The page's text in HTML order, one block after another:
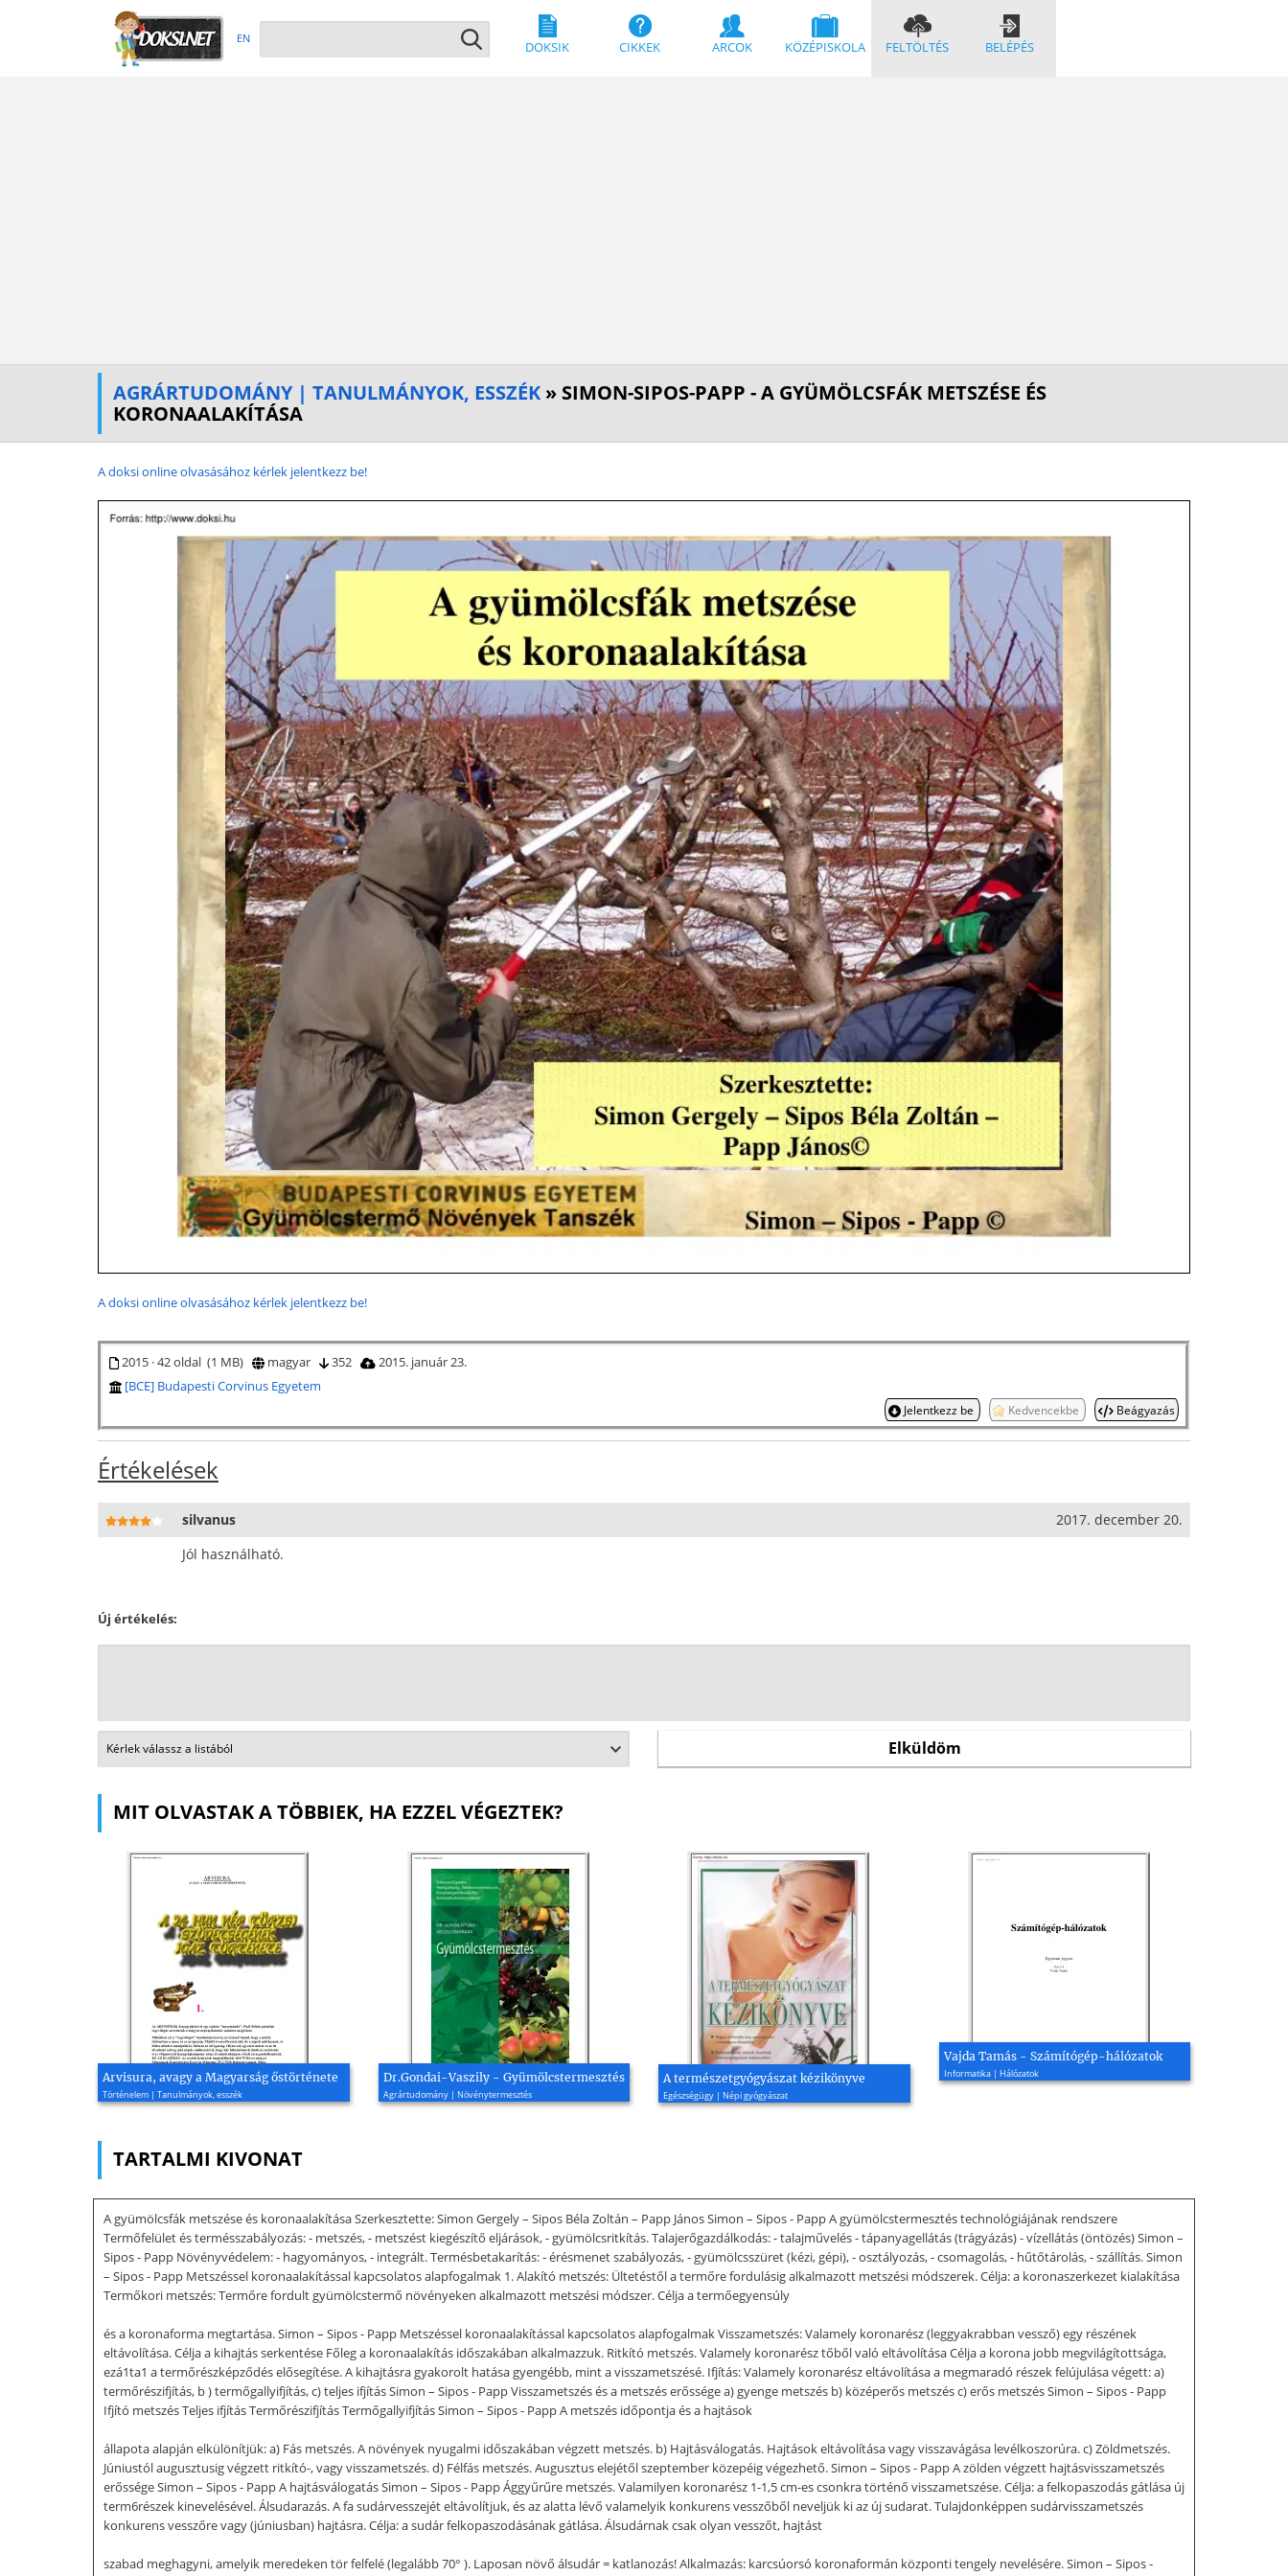
EN
DOKSIK CIKKEK ARCOK KÖZÉPISKOLA FELTÖLTÉS BELÉPÉS
AGRÁRTUDOMÁNY | TANULMÁNYOK, ESSZÉK » SIMON-SIPOS-PAPP - A GYÜMÖLCSFÁK METSZÉSE ÉS
KORONAALAKÍTÁSA
A doksi online olvasásához kérlek jelentkezz be!
A doksi online olvasásához kérlek jelentkezz be!
2015 · 42 oldal (1 MB) magyar 352
2015. január 23.
[BCE] Budapesti Corvinus Egyetem
Jelentkezz be Kedvencekbe Beágyazás
Értékelések
silvanus
2017. december 20.
Jól használható.
Új értékelés:
MIT OLVASTAK A TÖBBIEK, HA EZZEL VÉGEZTEK?
Arvisura, avagy a Magyarság őstörténete
Történelem | Tanulmányok, esszék
Dr.Gondai-Vaszily - Gyümölcstermesztés
Agrártudomány | Növénytermesztés
A természetgyógyászat kézikönyve
Egészségügy | Népi gyógyászat
Vajda Tamás - Számítógép-hálózatok
Informatika | Hálózatok
TARTALMI KIVONAT
A gyümölcsfák metszése és koronaalakítása Szerkesztette: Simon Gergely – Sipos Béla Zoltán – Papp János Simon – Sipos - Papp A gyümölcstermesztés technológiájának rendszere
Termőfelület és termésszabályozás: - metszés, - metszést kiegészítő eljárások, - gyümölcsritkítás. Talajerőgazdálkodás: - talajművelés - tápanyagellátás (trágyázás) - vízellátás (öntözés) Simon –
Sipos - Papp Növényvédelem: - hagyományos, - integrált. Termésbetakarítás: - érésmenet szabályozás, - gyümölcsszüret (kézi, gépi), - osztályozás, - csomagolás, - hűtőtárolás, - szállítás. Simon
– Sipos - Papp Metszéssel koronaalakítással kapcsolatos alapfogalmak 1. Alakító metszés: Ültetéstől a termőre fordulásig alkalmazott metszési módszerek. Célja: a koronaszerkezet kialakítása
Termőkori metszés: Termőre fordult gyümölcstermő növényeken alkalmazott metszési módszer. Célja a termőegyensúly
és a koronaforma megtartása. Simon – Sipos - Papp Metszéssel koronaalakítással kapcsolatos alapfogalmak Visszametszés: Valamely koronarész (leggyakrabban vessző) egy részének
eltávolítása. Célja a kihajtás serkentése Főleg a koronaalakítás időszakában alkalmazzuk. Ritkító metszés. Valamely koronarész tőből való eltávolítása Célja a korona jobb megvilágítottsága,
ezá1ta1 a termőrészképződés elősegítése. A kihajtásra gyakorolt hatása gyengébb, mint a visszametszésé. Ifjítás: Valamely koronarész eltávolítása a megmaradó részek felújulása végett: a)
termőrészifjítás, b ) termőgallyifjítás, c) teljes ifjítás Simon – Sipos - Papp Visszametszés és a metszés erőssége a) gyenge metszés b) középerős metszés c) erős metszés Simon – Sipos - Papp
Ifjító metszés Teljes ifjítás Termőrészifjítás Termőgallyifjítás Simon – Sipos - Papp A metszés időpontja és a hajtások
állapota alapján elkülönítjük: a) Fás metszés. A növények nyugalmi időszakában végzett metszés. b) Hajtásválogatás. Hajtások eltávolítása vagy visszavágása levélkoszorúra. c) Zöldmetszés.
Júniustól augusztusig végzett ritkító-, vagy visszametszés. d) Félfás metszés. Augusztus elejétől szeptember közepéig végezhető. Simon – Sipos - Papp A zölden végzett hajtásvisszametszés
erőssége Simon – Sipos - Papp A hajtásválogatás Simon – Sipos - Papp Ággyűrűre metszés. Valamilyen koronarész 1-1,5 cm-es csonkra történő visszametszése. Célja: a felkopaszodás gátlása új
term6részek kinevelésével. Álsudarazás. A fa sudárvesszejét eltávolítjuk, és az alatta lévő valamelyik konkurens vesszőből neveljük ki az új sudarat. Tulajdonképpen sudárvisszametszés
konkurens vesszőre vagy (júniusban) hajtásra. Célja: a sudár felkopaszodásának gátlása. Álsudárnak csak olyan vesszőt, hajtást
szabad meghagyni, amelyik meredeken tör felfelé (legalább 70° ). Laposan növő álsudár = katlanozás! Alkalmazás: karcsúorsó koronaformán központi tengely nevelésére. Simon – Sipos -